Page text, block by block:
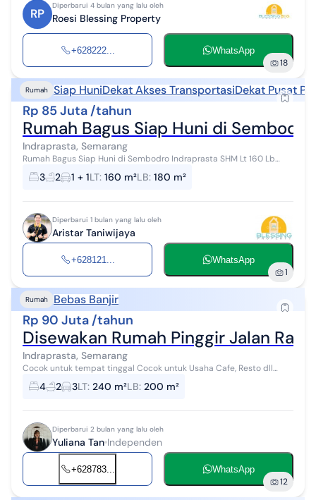
RP
Diperbarui 4 bulan yang lalu oleh
Roesi Blessing Property
+628222... WhatsApp
18
Rumah Siap HuniDekat Akses TransportasiDekat Pusat
Rp 85 Juta /tahun
Rumah Bagus Siap Huni di
Indraprasta, Semarang
Rumah Bagus Siap Huni di Sembodro Indraprasta SHM Lt 160 Lb
±180 1,5 lantai Lantai 3 dak 3 KT 2+1 KM 1 garasi Artetis 2200 watt
Rumah baru Renov ...
3 2 1 + 1LT: 160 m²LB: 180 m²
Diperbarui 1 bulan yang lalu oleh
Aristar Taniwijaya
+628121... WhatsApp
1
Rumah Bebas Banjir
Rp 90 Juta /tahun
Disewakan Rumah Pinggir Jalan
Indraprasta, Semarang
Cocok untuk tempat tinggal Cocok untuk Usaha Cafe, Resto dll
Bebas banjir Tingkat 1,5 lantai LT 240 m2 LB 200 m2 Ktdr 4 Kmnd 2
Listrik 5.500 Wat...
4 2 3LT: 240 m²LB: 200 m²
Diperbarui 2 bulan yang lalu oleh
Yuliana Tan Independen
+628783... WhatsApp
12